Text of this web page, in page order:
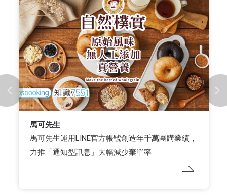
馬可先生
馬可先生運用LINE官方帳號創造年千萬團購業績，
力推「通知型訊息」大幅減少棄單率